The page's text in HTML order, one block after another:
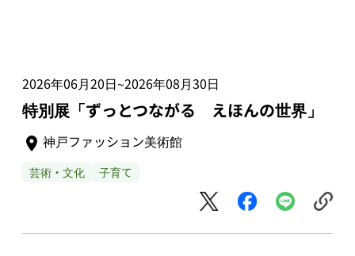
2026年06月20日~2026年08月30日
特別展「ずっとつながる えほんの世界」
神戸ファッション美術館
芸術・文化 子育て